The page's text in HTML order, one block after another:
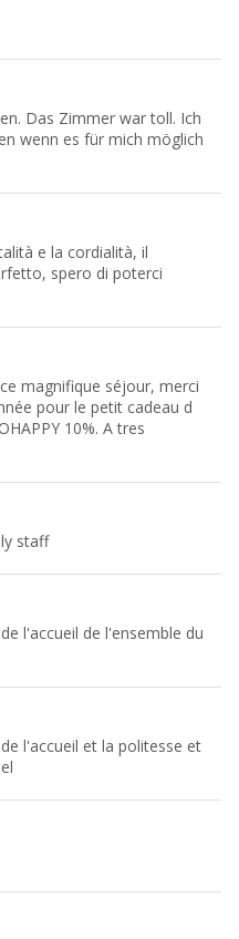
Das Zimmer war toll. Ich
wenn es für mich möglich
e la cordialità, il
spero di poterci
magnifique séjour, merci
pour le petit cadeau d
10%. A tres
staff
l'accueil de l'ensemble du
l'accueil et la politesse et